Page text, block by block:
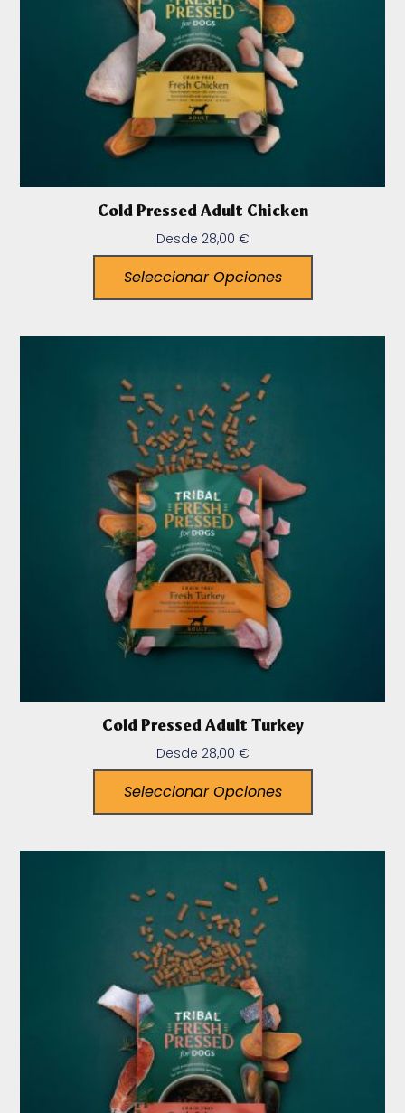
Cold Pressed Adult Chicken
Desde 28,00 €
Seleccionar Opciones
Cold Pressed Adult Turkey
Desde 28,00 €
Seleccionar Opciones